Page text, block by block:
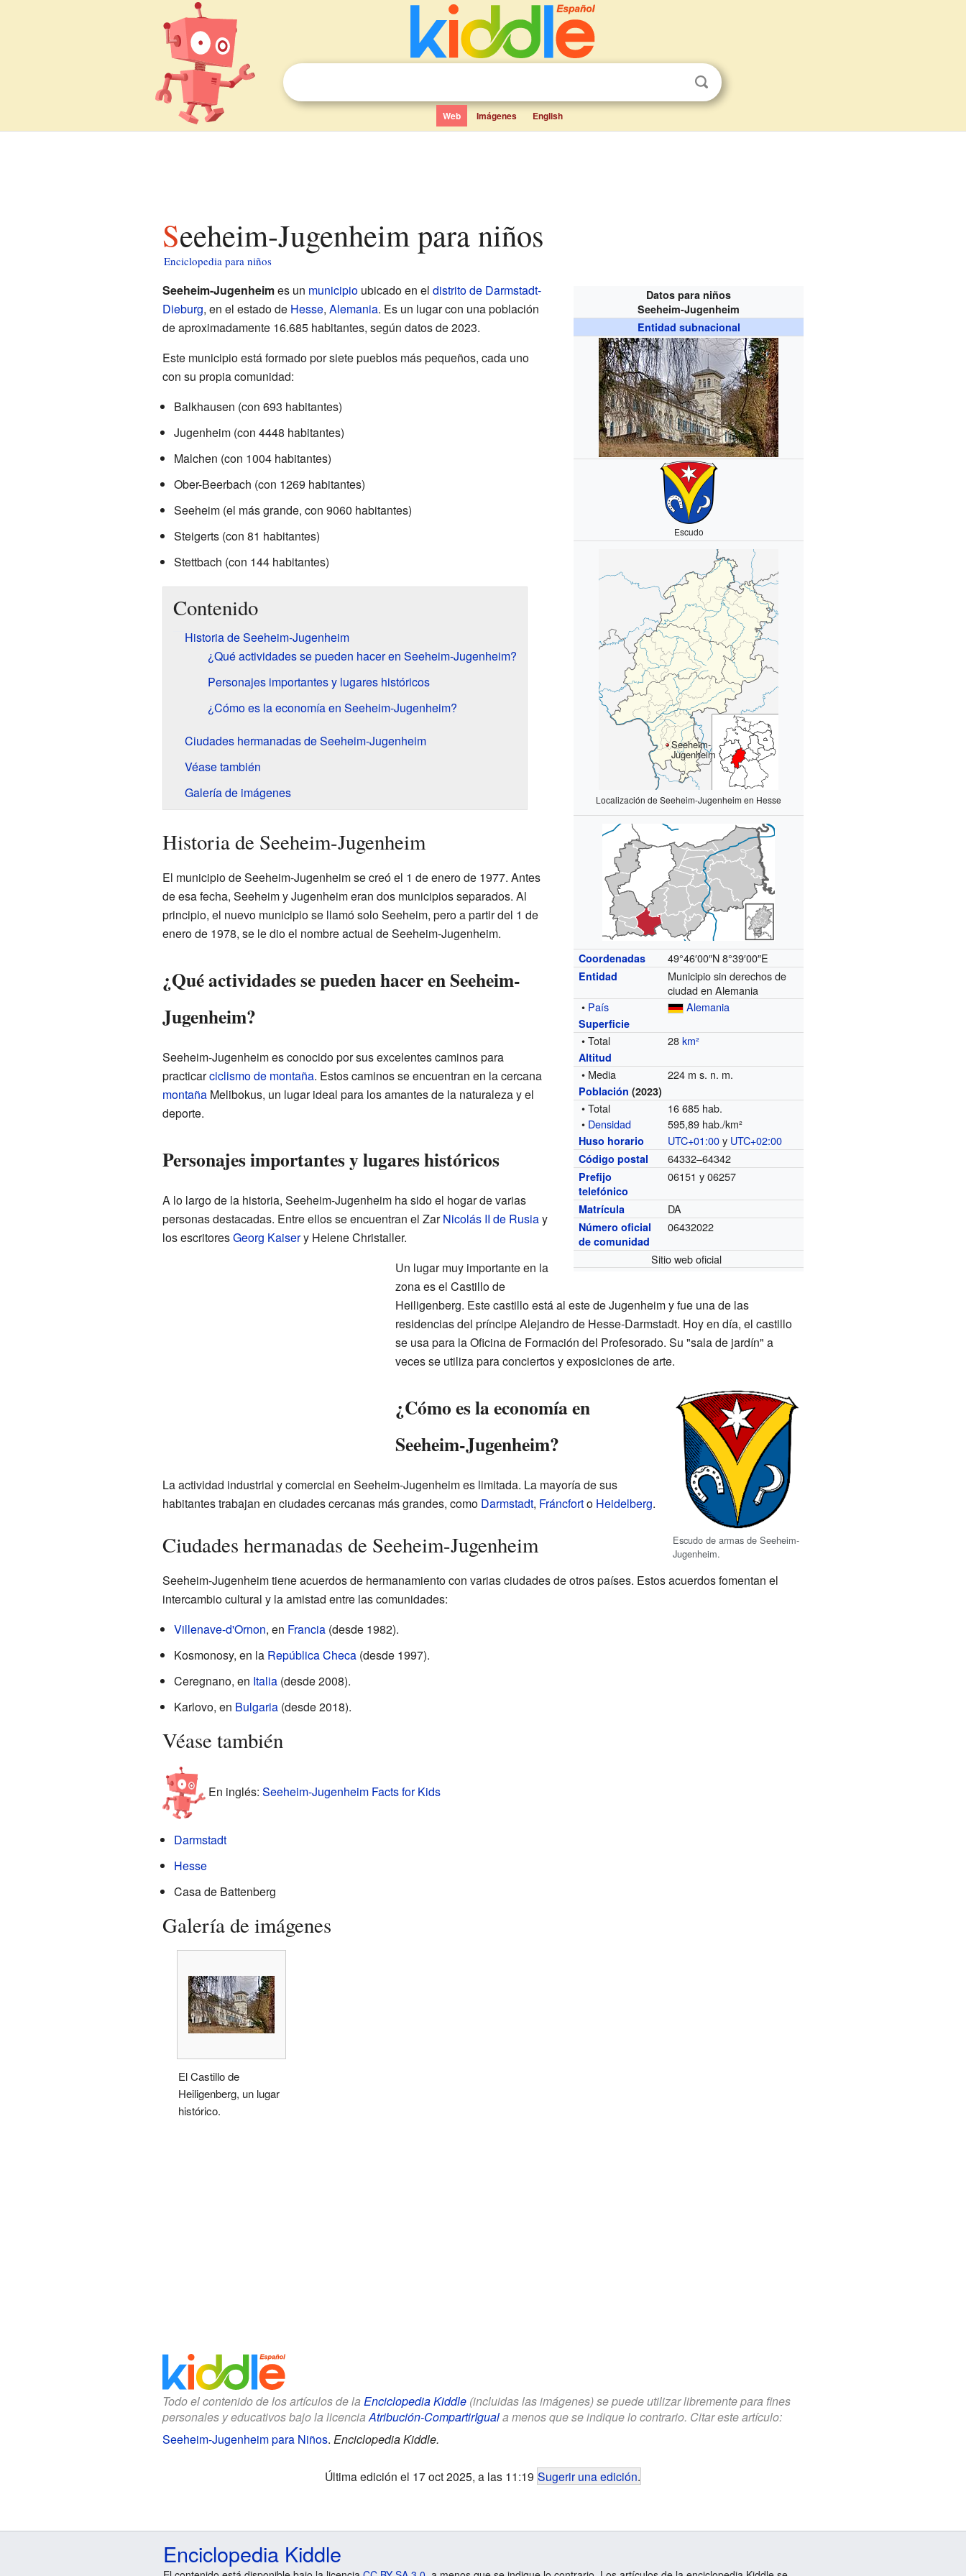
Web Imágenes English
Seeheim-Jugenheim para niños
Enciclopedia para niños
Datos para niños
Seeheim-Jugenheim
Entidad subnacional
Escudo
Seeheim-
Jugenheim
Localización de Seeheim-Jugenheim en Hesse
Coordenadas 49°46′00″N 8°39′00″E
Entidad
Municipio sin derechos de
ciudad en Alemania
• País Alemania
Superficie
• Total 28km²
Altitud
• Media 224 m s. n. m.
Población (2023)
• Total
16 685 hab.
• Densidad 595,89 hab./km²
Huso horario UTC+01:00y UTC+02:00
Código postal 64332–64342
Prefijo
telefónico
06151 y 06257
Matrícula DA
Número oficial
de comunidad
06432022
Sitio web oficial
Seeheim-Jugenheimes un municipioubicado en el distrito de Darmstadt-
Dieburg, en el estado de Hesse, Alemania. Es un lugar con una población
de aproximadamente 16.685 habitantes, según datos de 2023.
Este municipio está formado por siete pueblos más pequeños, cada uno
con su propia comunidad:
Balkhausen (con 693 habitantes)
Jugenheim (con 4448 habitantes)
Malchen (con 1004 habitantes)
Ober-Beerbach (con 1269 habitantes)
Seeheim (el más grande, con 9060 habitantes)
Steigerts (con 81 habitantes)
Stettbach (con 144 habitantes)
Contenido
Historia de Seeheim-Jugenheim
¿Qué actividades se pueden hacer en Seeheim-Jugenheim?
Personajes importantes y lugares históricos
¿Cómo es la economía en Seeheim-Jugenheim?
Ciudades hermanadas de Seeheim-Jugenheim
Véase también
Galería de imágenes
Historia de Seeheim-Jugenheim
El municipio de Seeheim-Jugenheim se creó el 1 de enero de 1977. Antes
de esa fecha, Seeheim y Jugenheim eran dos municipios separados. Al
principio, el nuevo municipio se llamó solo Seeheim, pero a partir del 1 de
enero de 1978, se le dio el nombre actual de Seeheim-Jugenheim.
¿Qué actividades se pueden hacer en Seeheim-
Jugenheim?
Seeheim-Jugenheim es conocido por sus excelentes caminos para
practicarciclismo de montaña. Estos caminos se encuentran en la cercana
montañaMelibokus, un lugar ideal para los amantes de la naturaleza y el
deporte.
Personajes importantes y lugares históricos
A lo largo de la historia, Seeheim-Jugenheim ha sido el hogar de varias
personas destacadas. Entre ellos se encuentran el ZarNicolás II de Rusiay
los escritoresGeorg Kaisery Helene Christaller.
Un lugar muy importante en la
zona es el Castillo de
Heiligenberg. Este castillo está al este de Jugenheim y fue una de las
residencias del príncipe Alejandro de Hesse-Darmstadt. Hoy en día, el castillo
se usa para la Oficina de Formación del Profesorado. Su "sala de jardín" a
veces se utiliza para conciertos y exposiciones de arte.
Escudo de armas de Seeheim-
Jugenheim.
¿Cómo es la economía en
Seeheim-Jugenheim?
La actividad industrial y comercial en Seeheim-Jugenheim es limitada. La mayoría de sus
habitantes trabajan en ciudades cercanas más grandes, como Darmstadt, Fráncforto Heidelberg.
Ciudades hermanadas de Seeheim-Jugenheim
Seeheim-Jugenheim tiene acuerdos de hermanamiento con varias ciudades de otros países. Estos acuerdos fomentan el
intercambio cultural y la amistad entre las comunidades:
Villenave-d'Ornon, en Francia(desde 1982).
Kosmonosy, en la República Checa(desde 1997).
Ceregnano, en Italia(desde 2008).
Karlovo, en Bulgaria(desde 2018).
Véase también
En inglés: Seeheim-Jugenheim Facts for Kids
Darmstadt
Hesse
Casa de Battenberg
Galería de imágenes
El Castillo de
Heiligenberg, un lugar
histórico.
Todo el contenido de los artículos de la Enciclopedia Kiddle(incluidas las imágenes) se puede utilizar libremente para fines
personales y educativos bajo la licencia Atribución-CompartirIguala menos que se indique lo contrario. Citar este artículo:
Seeheim-Jugenheim para Niños. Enciclopedia Kiddle.
Última edición el 17 oct 2025, a las 11:19 Sugerir una edición.
Enciclopedia Kiddle